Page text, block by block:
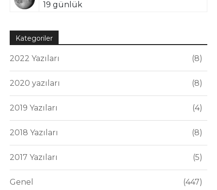
19 günlük
Kategoriler
2022 Yazıları 8
2020 yazıları 8
2019 Yazıları 4
2018 Yazıları 8
2017 Yazıları 5
Genel 447